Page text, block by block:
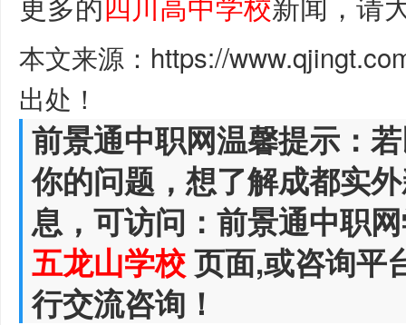
本文来源：https://
出处！
前景通中职网温馨提示：
你的问题，想了解成都实
息，可访问：前景通中职
五龙山学校页面,或咨询平
行交流咨询！